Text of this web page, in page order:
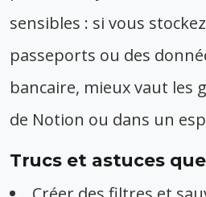
sensibles : si vous
passeports ou des
bancaire, mieux vaut les
de Notion ou dans un
Trucs et astuces